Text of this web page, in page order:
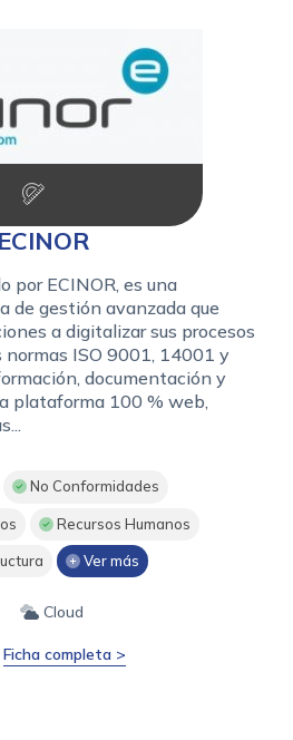
ECINOR
por ECINOR, es una
de gestión avanzada que
a digitalizar sus procesos
ISO 9001, 14001 y
documentación y
plataforma 100 % web,
No Conformidades
Recursos Humanos
Ver más
Cloud
Ficha completa >